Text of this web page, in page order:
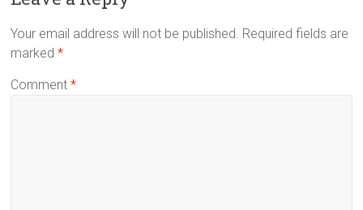
Your email address will not be published. Required fields are
marked*
Comment*